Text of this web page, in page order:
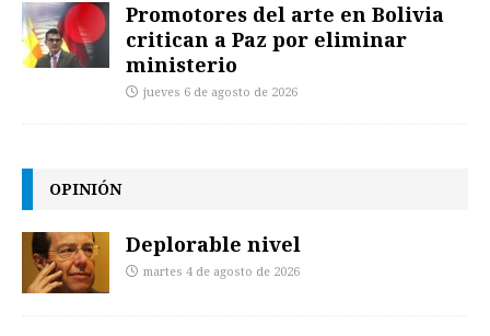
Promotores del arte en Bolivia
critican a Paz por eliminar
ministerio
jueves 6 de agosto de 2026
OPINIÓN
Deplorable nivel
martes 4 de agosto de 2026